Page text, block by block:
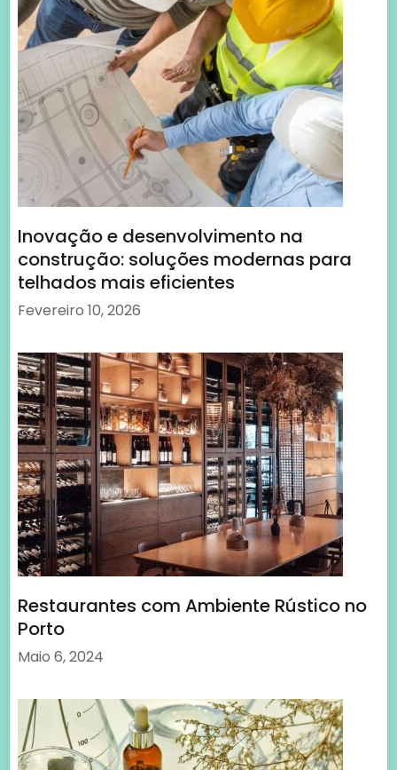
Inovação e desenvolvimento na
construção: soluções modernas para
telhados mais eficientes
Fevereiro 10, 2026
Restaurantes com Ambiente Rústico no
Porto
Maio 6, 2024